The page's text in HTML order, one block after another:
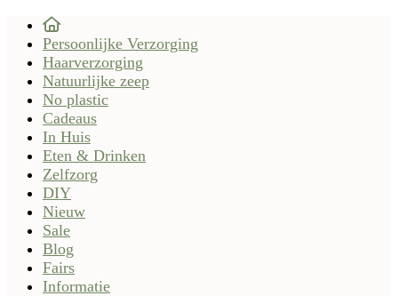
Persoonlijke Verzorging
Haarverzorging
Natuurlijke zeep
No plastic
Cadeaus
In Huis
Eten & Drinken
Zelfzorg
DIY
Nieuw
Sale
Blog
Fairs
Informatie